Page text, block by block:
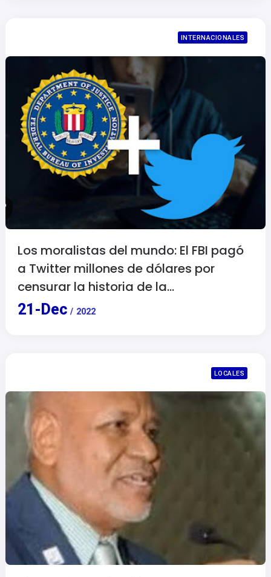
INTERNACIONALES
Los moralistas del mundo: El FBI pagó
a Twitter millones de dólares por
censurar la historia de la
computadora de Hunter Biden.
21 - Dec / 2022
LOCALES